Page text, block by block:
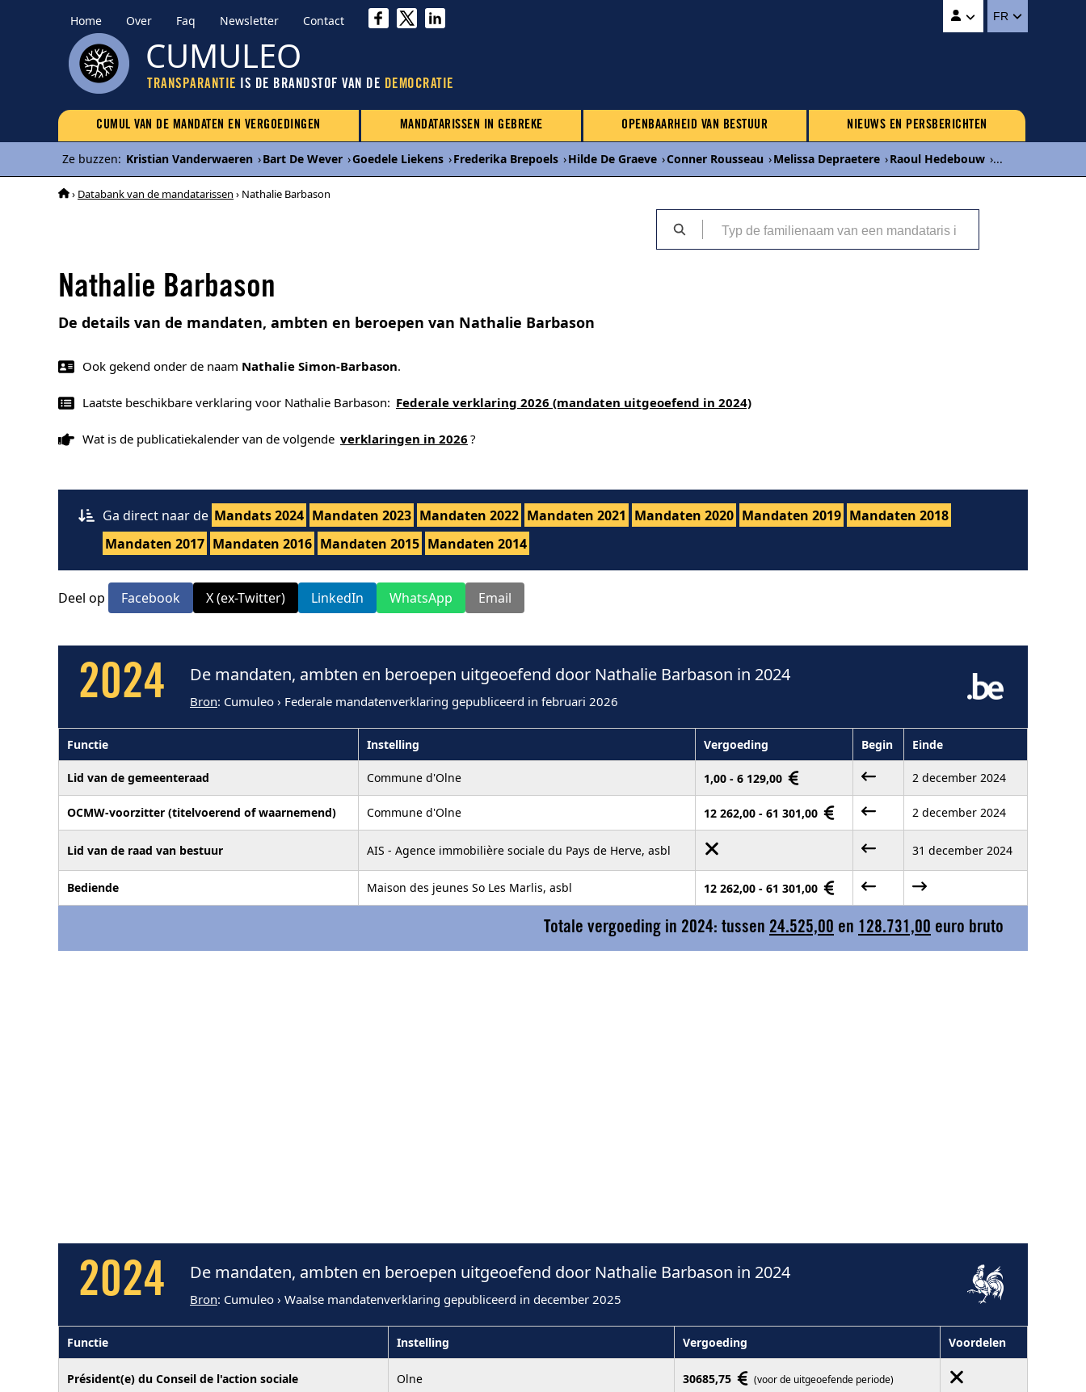
Home Over Faq Newsletter Contact FR
CUMULEO
TRANSPARANTIE IS DE BRANDSTOF VAN DE DEMOCRATIE
CUMUL VAN DE MANDATEN EN VERGOEDINGEN MANDATARISSEN IN GEBREKE OPENBAARHEID VAN BESTUUR NIEUWS EN PERSBERICHTEN
Ze buzzen: Kristian Vanderwaeren ›Bart De Wever ›Goedele Liekens ›Frederika Brepoels ›Hilde De Graeve ›Conner Rousseau ›Melissa Depraetere ›Raoul Hedebouw ›...
› Databank van de mandatarissen › Nathalie Barbason
Nathalie Barbason
De details van de mandaten, ambten en beroepen van Nathalie Barbason
Ook gekend onder de naam Nathalie Simon-Barbason.
Laatste beschikbare verklaring voor Nathalie Barbason: Federale verklaring 2026 (mandaten uitgeoefend in 2024)
Wat is de publicatiekalender van de volgende verklaringen in 2026 ?
Ga direct naar de Mandats 2024 Mandaten 2023 Mandaten 2022 Mandaten 2021 Mandaten 2020 Mandaten 2019 Mandaten 2018
Mandaten 2017 Mandaten 2016 Mandaten 2015 Mandaten 2014
Deel op Facebook X (ex-Twitter) LinkedIn WhatsApp Email
2024 De mandaten, ambten en beroepen uitgeoefend door Nathalie Barbason in 2024
Bron: Cumuleo › Federale mandatenverklaring gepubliceerd in februari 2026
Functie Instelling Vergoeding Begin Einde
Lid van de gemeenteraad Commune d'Olne 1,00 - 6 129,00 2 december 2024
OCMW-voorzitter (titelvoerend of waarnemend) Commune d'Olne 12 262,00 - 61 301,00 2 december 2024
Lid van de raad van bestuur AIS - Agence immobilière sociale du Pays de Herve, asbl 31 december 2024
Bediende Maison des jeunes So Les Marlis, asbl 12 262,00 - 61 301,00
Totale vergoeding in 2024: tussen 24.525,00 en 128.731,00 euro bruto
2024 De mandaten, ambten en beroepen uitgeoefend door Nathalie Barbason in 2024
Bron: Cumuleo › Waalse mandatenverklaring gepubliceerd in december 2025
Functie Instelling Vergoeding Voordelen
Président(e) du Conseil de l'action sociale Olne 30685,75 (voor de uitgeoefende periode)